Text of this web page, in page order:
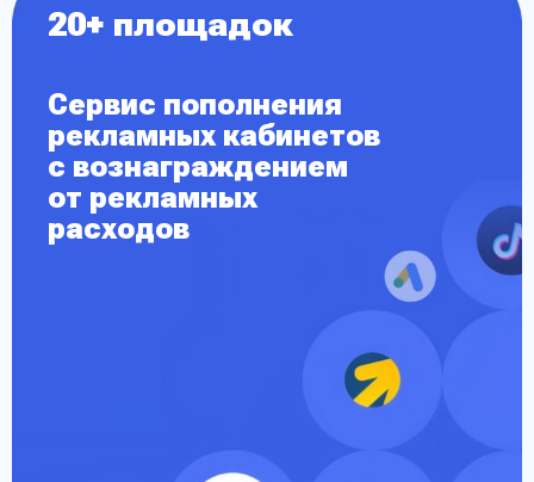
20+ площадок
Сервис пополнения
рекламных кабинетов
с вознаграждением
от рекламных
расходов